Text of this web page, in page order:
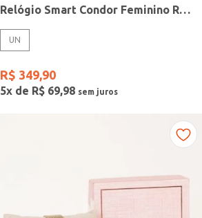
Relógio Smart Condor Feminino ROSE
UN
R$ 349,90
5x de R$ 69,98